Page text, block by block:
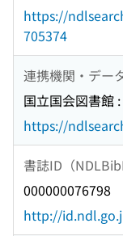
https://
705374
連携機関・デー
国立国会図書館
https://
書誌ID（
000000076798
http://